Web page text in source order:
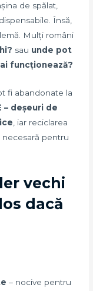
de spălat,
Însă,
Mulți români
sau unde pot
funcționează?
fi abandonate la
– deșeuri de
, iar reciclarea
pentru
vechi
dacă
– nocive pentru